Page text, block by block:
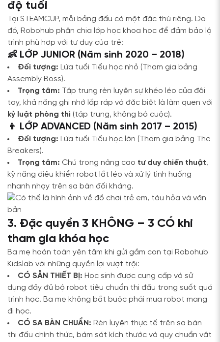
độ tuổi
Tại STEAMCUP, mỗi bảng đấu có một đặc thù riêng. Do
đó, Robohub phân chia lớp học khoa học để đảm bảo lộ
trình phù hợp với tư duy của trẻ:
👶 LỚP JUNIOR (Năm sinh 2020 – 2018)
Đối tượng: Lứa tuổi Tiểu học nhỏ (Tham gia bảng
Assembly Boss).
Trọng tâm: Tập trung rèn luyện sự khéo léo của đôi
tay, khả năng ghi nhớ lắp ráp và đặc biệt là làm quen với
kỷ luật phòng thi (tập trung, không bỏ cuộc).
👦 LỚP ADVANCED (Năm sinh 2017 – 2015)
Đối tượng: Lứa tuổi Tiểu học lớn (Tham gia bảng The
Breakers).
Trọng tâm: Chú trọng nâng cao tư duy chiến thuật,
kỹ năng điều khiển robot lắt léo và xử lý tình huống
nhanh nhạy trên sa bàn đối kháng.
3. Đặc quyền 3 KHÔNG – 3 CÓ khi
tham gia khóa học
Ba mẹ hoàn toàn yên tâm khi gửi gắm con tại Robohub
Kidslab với những quyền lợi vượt trội:
CÓ SẴN THIẾT BỊ: Học sinh được cung cấp và sử
dụng đầy đủ bộ robot tiêu chuẩn thi đấu trong suốt quá
trình học. Ba mẹ không bắt buộc phải mua robot mang
đi học.
CÓ SA BÀN CHUẨN: Rèn luyện thực tế trên sa bàn
thi đấu chính thức, bám sát kích thước và quy chuẩn vật